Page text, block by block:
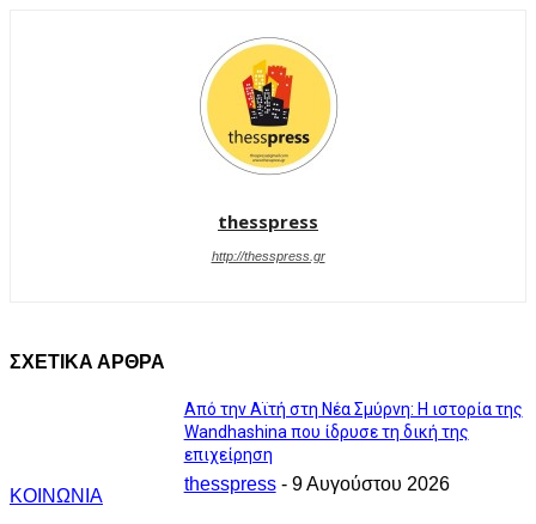
thesspress
http://thesspress.gr
ΣΧΕΤΙΚΑ ΑΡΘΡΑ
ΚΟΙΝΩΝΙΑ
Από την Αϊτή στη Νέα Σμύρνη: Η ιστορία της
Wandhashina που ίδρυσε τη δική της
επιχείρηση
thesspress - 9 Αυγούστου 2026